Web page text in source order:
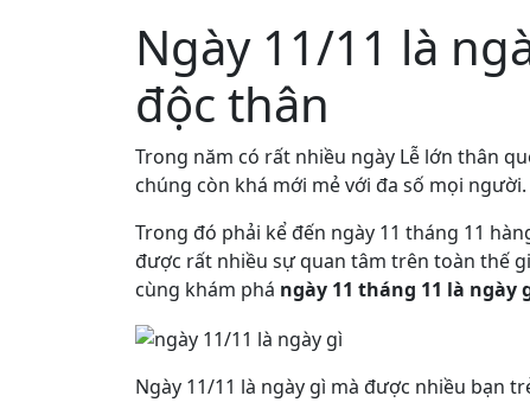
Ngày 11/11 là
độc thân
Trong năm có rất nhiều ngày Lễ lớn thân
chúng còn khá mới mẻ với đa số mọi người.
Trong đó phải kể đến ngày 11 tháng 11
được rất nhiều sự quan tâm trên toàn thế
cùng khám phá ngày 11 tháng 11 là ngày
Ngày 11/11 là ngày gì mà được nhiều bạn